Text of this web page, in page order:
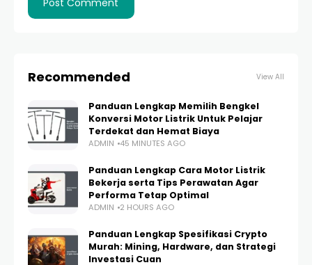
Recommended View All
Panduan Lengkap Memilih Bengkel
Konversi Motor Listrik Untuk Pelajar
Terdekat dan Hemat Biaya
ADMIN 45 MINUTES AGO
Panduan Lengkap Cara Motor Listrik
Bekerja serta Tips Perawatan Agar
Performa Tetap Optimal
ADMIN 2 HOURS AGO
Panduan Lengkap Spesifikasi Crypto
Murah: Mining, Hardware, dan Strategi
Investasi Cuan